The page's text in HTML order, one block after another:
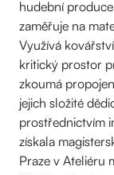
hudební
zaměřuje na
Využívá
kritický prostor
zkoumá
jejich složité
prostřednictvím
získala
Praze v Ateliéru